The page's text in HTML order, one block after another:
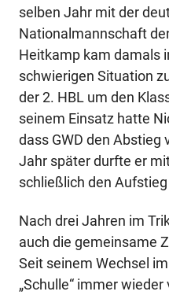
selben Jahr mit der
Nationalmannschaft
Heitkamp kam damals
schwierigen Situation
der 2. HBL um den
seinem Einsatz hatte
dass GWD den Abstieg
Jahr später durfte er
schließlich den
Nach drei Jahren im
auch die gemeinsame
Seit seinem Wechsel
„Schulle“ immer